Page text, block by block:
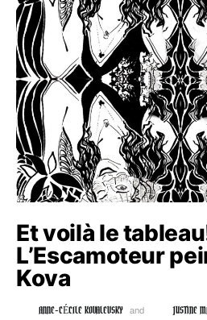
Et voilà le
L’Escamoteur
Kova
ANNE-CÉCILE KOVALEVSKY and JUSTINE